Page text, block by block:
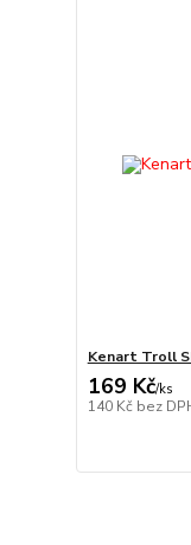
Kenart Troll
169 Kč/ks
140 Kč bez